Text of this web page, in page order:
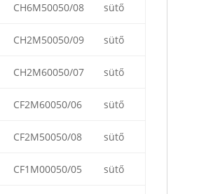
CH6M50050/08 sütő
CH2M50050/09 sütő
CH2M60050/07 sütő
CF2M60050/06 sütő
CF2M50050/08 sütő
CF1M00050/05 sütő